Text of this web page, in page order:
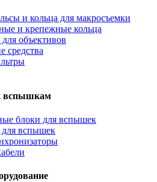
и кольца для макросъемки
и крепежные кольца
объективов
средства
вспышкам
блоки для вспышек
вспышек